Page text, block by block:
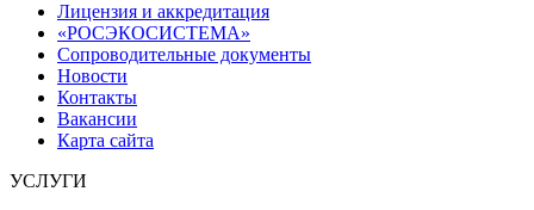
Лицензия и аккредитация
«РОСЭКОСИСТЕМА»
Сопроводительные документы
Новости
Контакты
Вакансии
Карта сайта
УСЛУГИ